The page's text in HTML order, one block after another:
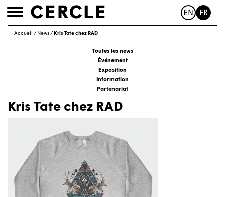
Toggle
EN FR
Accueil / News/ Kris Tate chez RAD
Toutes les news
Événement
Exposition
Information
Partenariat
Kris Tate chez RAD